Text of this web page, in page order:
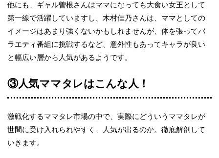
他にも、ギャル曽根さんはママになっても大食い女王として
第一線で活躍していますし、木村佳乃さんは、ママとしての
イメージはあまり強くないかもしれませんが、体を張ってバ
ラエティ番組に挑戦するなど、意外性もあってキャラが良い
と幅広い層から人気があるようです。
③人気ママタレはこんな人！
激戦化するママタレ市場の中で、実際にどういうママタレが
世間に受け入れられやすく、人気が出るのか。徹底解剖して
いきます。